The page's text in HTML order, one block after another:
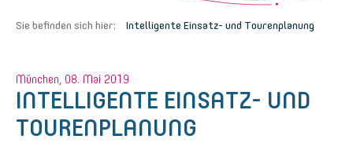
Sie befinden sich hier: Intelligente Einsatz- und Tourenplanung
München, 08. Mai 2019
INTELLIGENTE EINSATZ- UND
TOURENPLANUNG